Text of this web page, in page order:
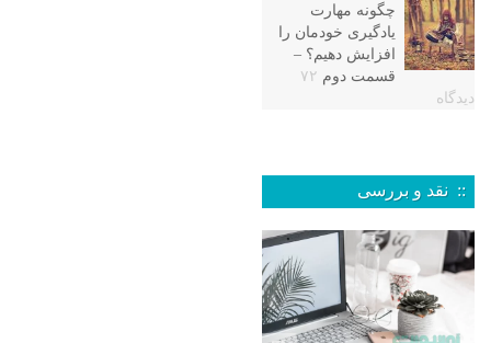
چگونه مهارت
یادگیری خودمان را
افزایش دهیم؟ –
قسمت دوم ۷۲
دیدگاه
:: نقد و بررسی